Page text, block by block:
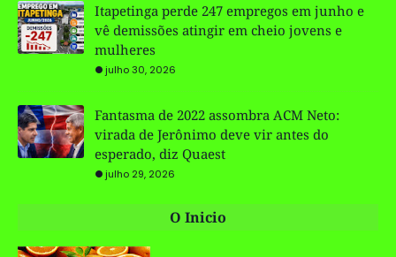
Itapetinga perde 247 empregos em junho e
vê demissões atingir em cheio jovens e
mulheres
julho 30, 2026
Fantasma de 2022 assombra ACM Neto:
virada de Jerônimo deve vir antes do
esperado, diz Quaest
julho 29, 2026
O Inicio